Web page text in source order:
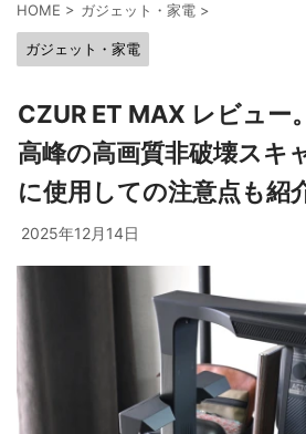
HOME > ガジェット・家電 >
ガジェット・家電
CZUR ET MAX レビュー
高峰の高画質非破壊スキ
に使用しての注意点も紹
2025年12月14日